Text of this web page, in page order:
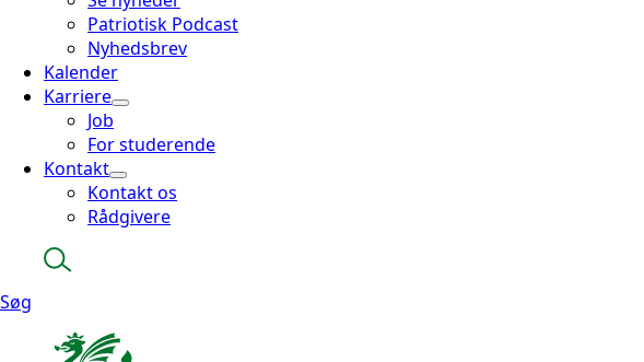
Patriotisk Podcast
Nyhedsbrev
Kalender
Karriere
Job
For studerende
Kontakt
Kontakt os
Rådgivere
Søg